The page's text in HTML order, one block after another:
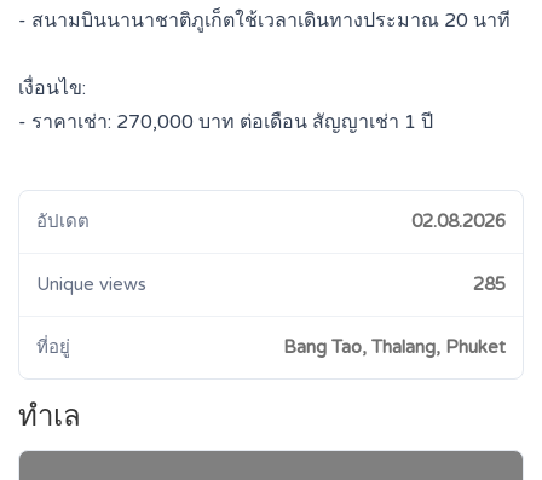
- สนามบินนานาชาติภูเก็ตใช้เวลาเดินทางประมาณ 20 นาที
เงื่อนไข:
- ราคาเช่า: 270,000 บาท ต่อเดือน สัญญาเช่า 1 ปี
อัปเดต 02.08.2026
Unique views 285
ที่อยู่ Bang Tao, Thalang, Phuket
ทำเล